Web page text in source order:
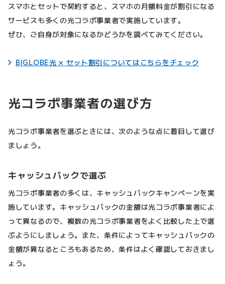
スマホとセットで契約すると、スマホの月額料金が割引になる
サービスも多くの光コラボ事業者で実施しています。
ぜひ、ご自身が対象になるかどうかを調べてみてください。
BIGLOBE光 × セット割引についてはこちらをチェック
光コラボ事業者の選び方
光コラボ事業者を選ぶときには、次のような点に着目して選び
ましょう。
キャッシュバックで選ぶ
光コラボ事業者の多くは、キャッシュバックキャンペーンを実
施しています。キャッシュバックの金額は光コラボ事業者によ
って異なるので、複数の光コラボ事業者をよく比較した上で選
ぶようにしましょう。また、条件によってキャッシュバックの
金額が異なるところもあるため、条件はよく確認しておきまし
ょう。